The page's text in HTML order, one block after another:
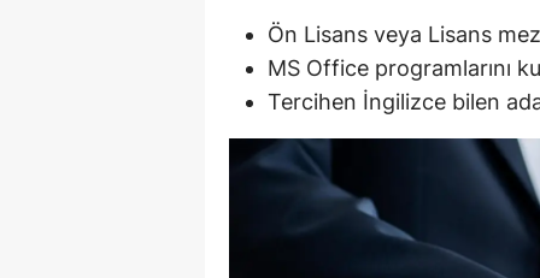
Ön Lisans veya Lisans
MS Office programlarını
Tercihen İngilizce bilen